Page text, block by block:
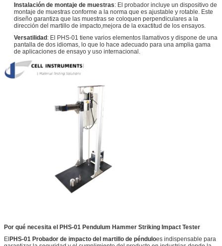
Instalación de montaje de muestras: El probador incluye un dispositivo de
montaje de muestras conforme a la norma que es ajustable y rotable. Este
diseño garantiza que las muestras se coloquen perpendiculares a la
dirección del martillo de impacto,mejora de la exactitud de los ensayos.
Versatilidad: El PHS-01 tiene varios elementos llamativos y dispone de una
pantalla de dos idiomas, lo que lo hace adecuado para una amplia gama
de aplicaciones de ensayo y uso internacional.
Por qué necesita el PHS-01 Pendulum Hammer Striking Impact Tester
ElPHS-01 Probador de impacto del martillo de pénduloes indispensable para